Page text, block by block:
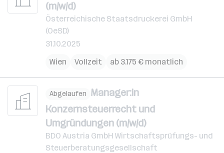
(m/w/d)
Österreichische Staatsdruckerei GmbH
(OeSD)
31.10.2025
Wien
Vollzeit ab 3.175 € monatlich
Abgelaufen Manager:in
Konzernsteuerrecht und
Umgründungen (m/w/d)
BDO Austria GmbH Wirtschaftsprüfungs- und
Steuerberatungsgesellschaft